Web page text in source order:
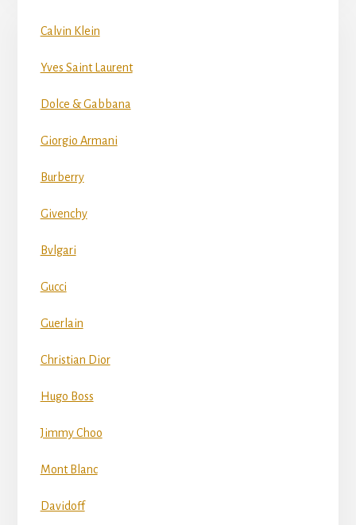
Calvin Klein
Yves Saint Laurent
Dolce & Gabbana
Giorgio Armani
Burberry
Givenchy
Bvlgari
Gucci
Guerlain
Christian Dior
Hugo Boss
Jimmy Choo
Mont Blanc
Davidoff